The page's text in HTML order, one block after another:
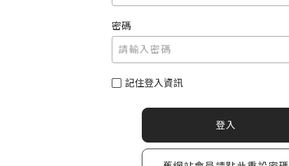
密碼
記住登入資訊
登入